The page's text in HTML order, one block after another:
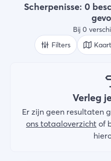
Hotels
Wie
2 gasten
Scherpenisse: 0
Bij 0
Filters
Kaart
Verleg
Er zijn geen resultaten
ons totaaloverzicht of